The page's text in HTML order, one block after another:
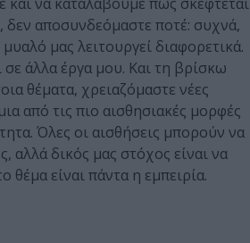
δεν αποσυνδεόμαστε ποτέ: συχνά,
μας λειτουργεί διαφορετικά.
άλλα έργα μου. Και τη βρίσκω
θέματα, χρειαζόμαστε νέες
από τις πιο αισθησιακές μορφές
Όλες οι αισθήσεις μπορούν να
αλλά δικός μας στόχος είναι να
είναι πάντα η εμπειρία.